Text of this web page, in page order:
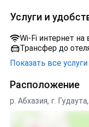
Услуги и
Wi-Fi интернет на
Трансфер до
Показать все услуги
Расположение
р. Абхазия, г.